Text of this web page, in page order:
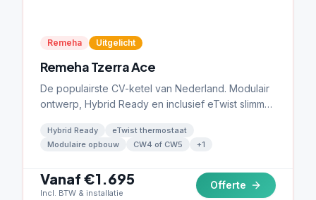
Remeha Uitgelicht
Remeha Tzerra Ace
De populairste CV-ketel van Nederland. Modulair
ontwerp, Hybrid Ready en inclusief eTwist slimme
Hybrid Ready
eTwist thermostaat
Modulaire opbouw
CW4 of CW5 +1
Vanaf €1.695
Incl. BTW & installatie
Offerte